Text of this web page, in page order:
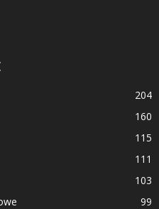
204
160
115
111
103
99